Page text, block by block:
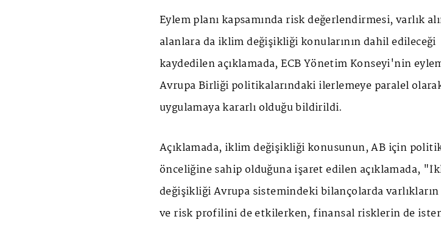
Eylem planı kapsamında risk değerlendirmesi, varlık
alanlara da iklim değişikliği konularının dahil edileceği
kaydedilen açıklamada, ECB Yönetim Konseyi'nin
Avrupa Birliği politikalarındaki ilerlemeye paralel
uygulamaya kararlı olduğu bildirildi.
Açıklamada, iklim değişikliği konusunun, AB için
önceliğine sahip olduğuna işaret edilen açıklamada,
değişikliği Avrupa sistemindeki bilançolarda
ve risk profilini de etkilerken, finansal risklerin de